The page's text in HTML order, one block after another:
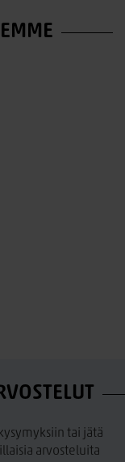
tai jätä
arvosteluita